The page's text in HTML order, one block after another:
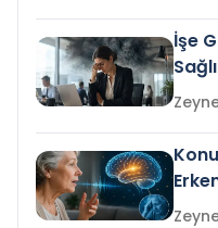
İşe
mi?